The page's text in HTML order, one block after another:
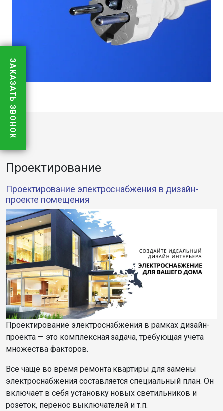
Проектирование
Проектирование электроснабжения в дизайн-
проекте помещения
Проектирование электроснабжения в рамках дизайн-
проекта — это комплексная задача, требующая учета
множества факторов.
Все чаще во время ремонта квартиры для замены
электроснабжения составляется специальный план. Он
включает в себя установку новых светильников и
розеток, перенос выключателей и т.п.
ЗАКАЗАТЬ ЗВОНОК